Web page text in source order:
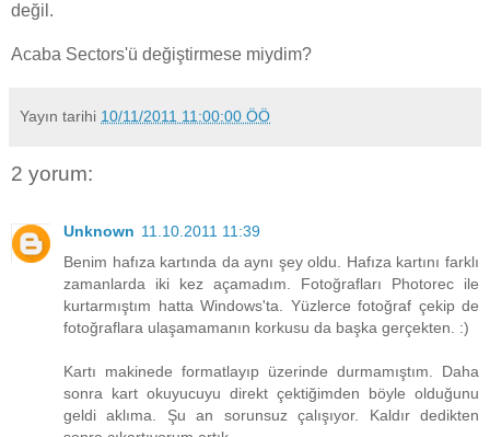
değil.
Acaba Sectors'ü değiştirmese miydim?
Yayın tarihi 10/11/2011 11:00:00 ÖÖ
2 yorum:
Unknown 11.10.2011 11:39
Benim hafıza kartında da aynı şey oldu. Hafıza kartını farklı
zamanlarda iki kez açamadım. Fotoğrafları Photorec ile
kurtarmıştım hatta Windows'ta. Yüzlerce fotoğraf çekip de
fotoğraflara ulaşamamanın korkusu da başka gerçekten. :)
Kartı makinede formatlayıp üzerinde durmamıştım. Daha
sonra kart okuyucuyu direkt çektiğimden böyle olduğunu
geldi aklıma. Şu an sorunsuz çalışıyor. Kaldır dedikten